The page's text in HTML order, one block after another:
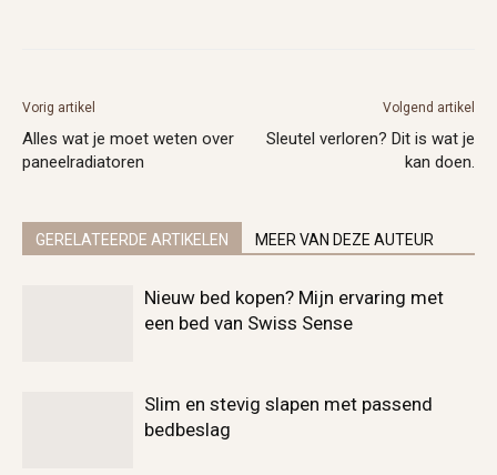
Vorig artikel
Alles wat je moet weten over
paneelradiatoren
Volgend artikel
Sleutel verloren? Dit is wat je
kan doen.
GERELATEERDE ARTIKELEN MEER VAN DEZE AUTEUR
Nieuw bed kopen? Mijn ervaring met
een bed van Swiss Sense
Slim en stevig slapen met passend
bedbeslag